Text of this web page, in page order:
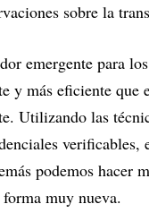
sobre la
emergente para
y más eficiente que
Utilizando las
verificables,
podemos hacer
muy nueva.